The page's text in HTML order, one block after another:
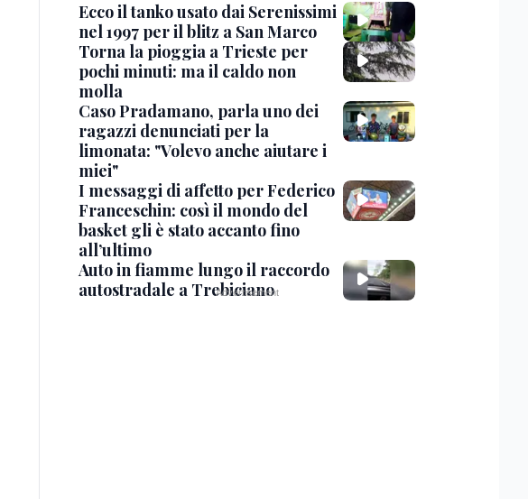
Ecco il tanko usato dai Serenissimi
nel 1997 per il blitz a San Marco
Torna la pioggia a Trieste per
pochi minuti: ma il caldo non
molla
Caso Pradamano, parla uno dei
ragazzi denunciati per la
limonata: "Volevo anche aiutare i
miei"
I messaggi di affetto per Federico
Franceschin: così il mondo del
basket gli è stato accanto fino
all’ultimo
Auto in fiamme lungo il raccordo
autostradale a Trebiciano